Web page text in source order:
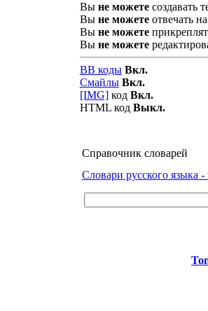
Вы не можетесоздавать
Вы не можетеотвечать
Вы не можете
Вы не можете
BB коды Вкл.
Смайлы Вкл.
[IMG]код Вкл.
HTML код Выкл.
Справочник словарей
Словари русского языка